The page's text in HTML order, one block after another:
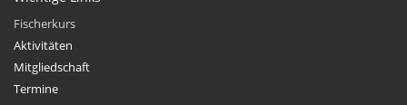
Fischerkurs
Aktivitäten
Mitgliedschaft
Termine